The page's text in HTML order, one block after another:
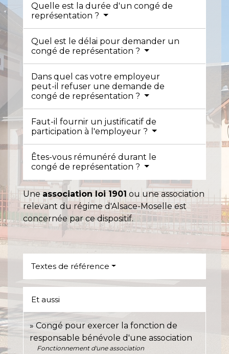
Quelle est la durée d'un congé de
représentation ?
Quel est le délai pour demander un
congé de représentation ?
Dans quel cas votre employeur
peut-il refuser une demande de
congé de représentation ?
Faut-il fournir un justificatif de
participation à l'employeur ?
Êtes-vous rémunéré durant le
congé de représentation ?
Une association loi 1901 ou une association
relevant du régime d'Alsace-Moselle est
concernée par ce dispositif.
Textes de référence
Et aussi
Congé pour exercer la fonction de
responsable bénévole d'une association
Fonctionnement d'une association